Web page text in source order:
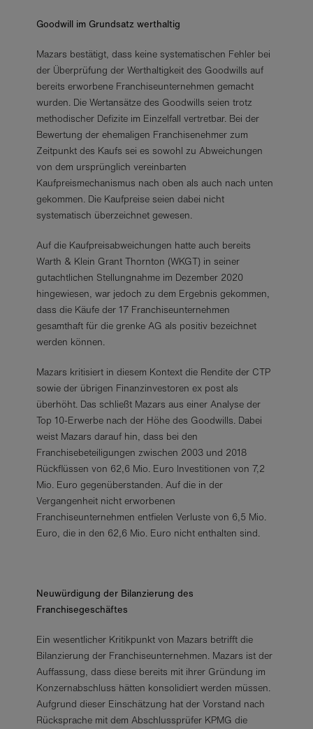
Goodwill im Grundsatz werthaltig
Mazars bestätigt, dass keine systematischen Fehler bei
der Überprüfung der Werthaltigkeit des Goodwills auf
bereits erworbene Franchiseunternehmen gemacht
wurden. Die Wertansätze des Goodwills seien trotz
methodischer Defizite im Einzelfall vertretbar. Bei der
Bewertung der ehemaligen Franchisenehmer zum
Zeitpunkt des Kaufs sei es sowohl zu Abweichungen
von dem ursprünglich vereinbarten
Kaufpreismechanismus nach oben als auch nach unten
gekommen. Die Kaufpreise seien dabei nicht
systematisch überzeichnet gewesen.
Auf die Kaufpreisabweichungen hatte auch bereits
Warth & Klein Grant Thornton (WKGT) in seiner
gutachtlichen Stellungnahme im Dezember 2020
hingewiesen, war jedoch zu dem Ergebnis gekommen,
dass die Käufe der 17 Franchiseunternehmen
gesamthaft für die grenke AG als positiv bezeichnet
werden können.
Mazars kritisiert in diesem Kontext die Rendite der CTP
sowie der übrigen Finanzinvestoren ex post als
überhöht. Das schließt Mazars aus einer Analyse der
Top 10-Erwerbe nach der Höhe des Goodwills. Dabei
weist Mazars darauf hin, dass bei den
Franchisebeteiligungen zwischen 2003 und 2018
Rückflüssen von 62,6 Mio. Euro Investitionen von 7,2
Mio. Euro gegenüberstanden. Auf die in der
Vergangenheit nicht erworbenen
Franchiseunternehmen entfielen Verluste von 6,5 Mio.
Euro, die in den 62,6 Mio. Euro nicht enthalten sind.
Neuwürdigung der Bilanzierung des
Franchisegeschäftes
Ein wesentlicher Kritikpunkt von Mazars betrifft die
Bilanzierung der Franchiseunternehmen. Mazars ist der
Auffassung, dass diese bereits mit ihrer Gründung im
Konzernabschluss hätten konsolidiert werden müssen.
Aufgrund dieser Einschätzung hat der Vorstand nach
Rücksprache mit dem Abschlussprüfer KPMG die